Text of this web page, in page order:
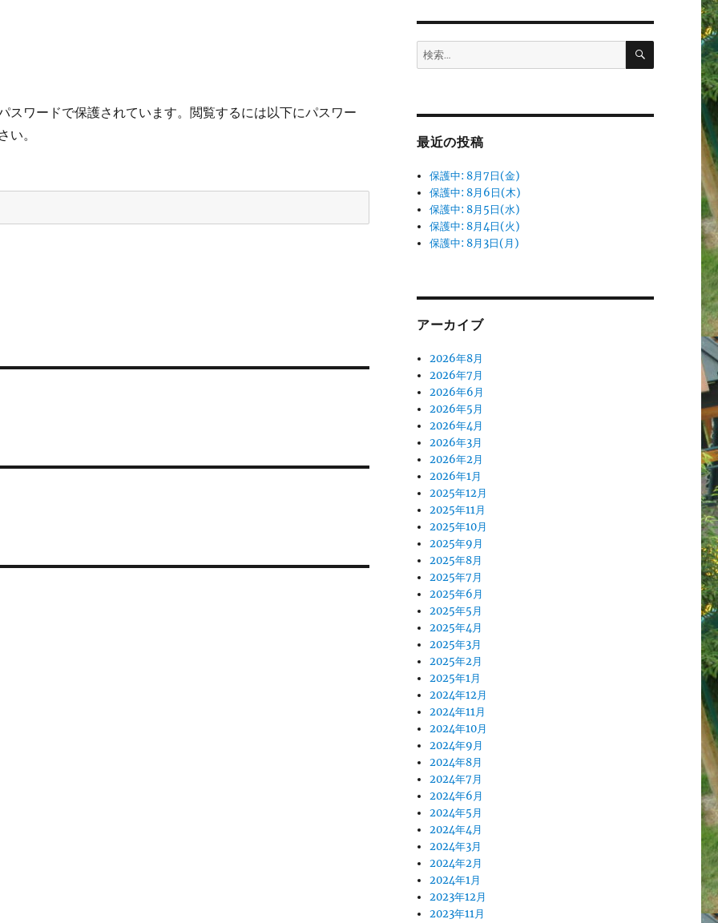
スワードで保護されています。閲覧するには以下にパスワー
い。
検
索:
検
最近の投稿
保護中: 8月7日(金)
保護中: 8月6日(木)
保護中: 8月5日(水)
保護中: 8月4日(火)
保護中: 8月3日(月)
アーカイブ
2026年8月
2026年7月
2026年6月
2026年5月
2026年4月
2026年3月
2026年2月
2026年1月
2025年12月
2025年11月
2025年10月
2025年9月
2025年8月
2025年7月
2025年6月
2025年5月
2025年4月
2025年3月
2025年2月
2025年1月
2024年12月
2024年11月
2024年10月
2024年9月
2024年8月
2024年7月
2024年6月
2024年5月
2024年4月
2024年3月
2024年2月
2024年1月
2023年12月
2023年11月